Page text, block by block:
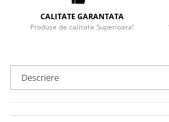
CALITATE GARANTATA
Produse de calitate Superioara!
Descriere